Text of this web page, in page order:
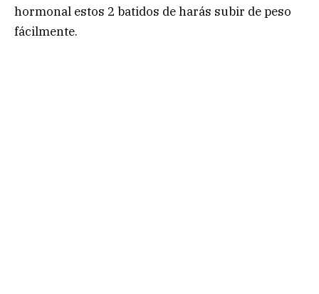
hormonal estos 2 batidos de harás subir de peso
fácilmente.